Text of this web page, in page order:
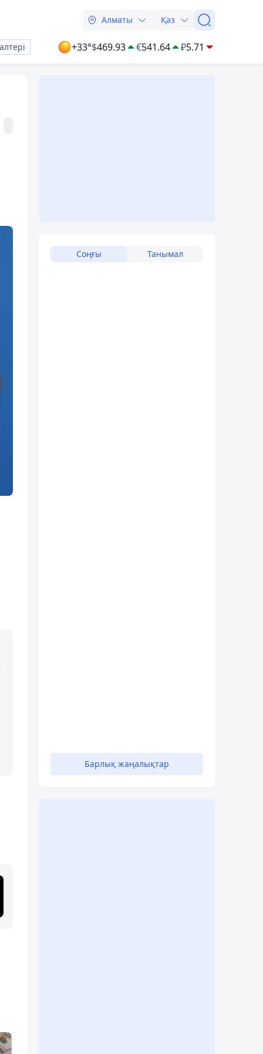
Алматы Қаз
+33°$469.93 €541.64 ₽5.71
Соңғы Танымал
Барлық жаңалықтар